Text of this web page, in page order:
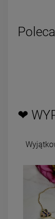
❤